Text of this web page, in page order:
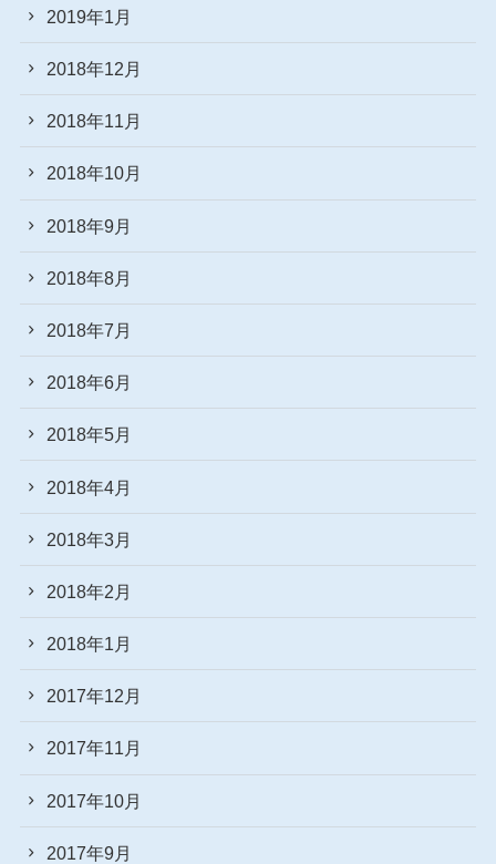
2019年1月
2018年12月
2018年11月
2018年10月
2018年9月
2018年8月
2018年7月
2018年6月
2018年5月
2018年4月
2018年3月
2018年2月
2018年1月
2017年12月
2017年11月
2017年10月
2017年9月